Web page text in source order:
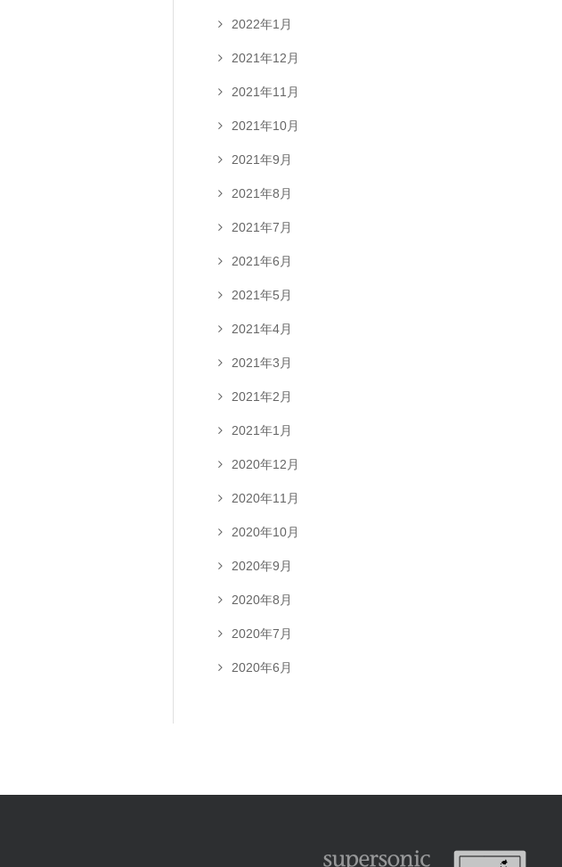
2022年1月
2021年12月
2021年11月
2021年10月
2021年9月
2021年8月
2021年7月
2021年6月
2021年5月
2021年4月
2021年3月
2021年2月
2021年1月
2020年12月
2020年11月
2020年10月
2020年9月
2020年8月
2020年7月
2020年6月